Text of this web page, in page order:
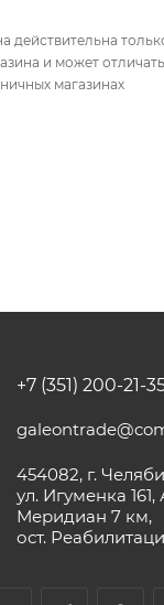
действительна
и может
магазинах
+7 (351) 200-21-
454082, г.
ул. Игуменка
Меридиан 7 км,
ост.